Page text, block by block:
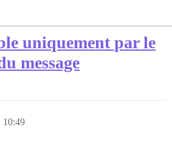
uniquement par le
message
10:49